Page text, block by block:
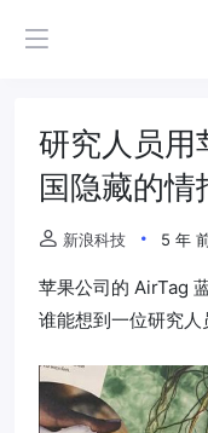
研究人员用
国隐藏的情
新浪科技 5 年
苹果公司的 AirTag
谁能想到一位研究人